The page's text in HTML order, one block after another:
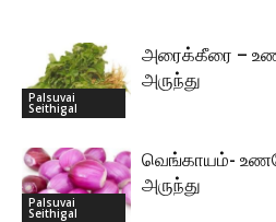
Palsuvai
Seithigal
அரைக்கீரை –
அருந்து
Palsuvai
Seithigal
வெங்காயம்-
அருந்து